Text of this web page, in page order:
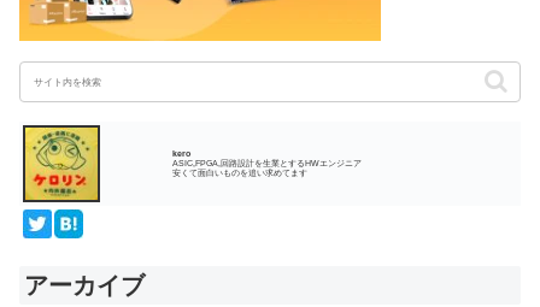
kero
ASIC,FPGA,回路設計を生業とするHWエンジニア
安くて面白いものを追い求めてます
アーカイブ